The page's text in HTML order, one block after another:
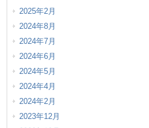
2025年2月
2024年8月
2024年7月
2024年6月
2024年5月
2024年4月
2024年2月
2023年12月